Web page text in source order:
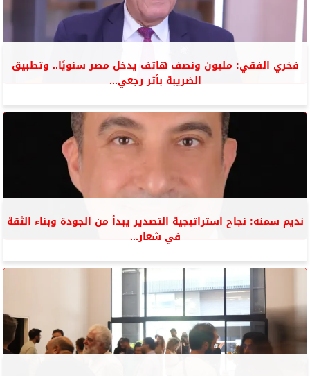
فخري الفقي: مليون ونصف هاتف يدخل مصر سنويًا.. وتطبيق
الضريبة بأثر رجعي...
نديم سمنه: نجاح استراتيجية التصدير يبدأ من الجودة وبناء الثقة
في شعار...